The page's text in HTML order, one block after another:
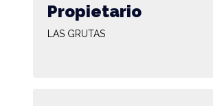
Propietario
LAS GRUTAS